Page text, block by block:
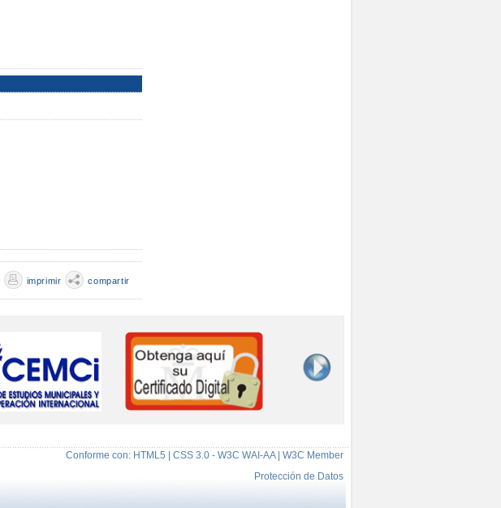
imprimir compartir
Conforme con: HTML5 | CSS 3.0 - W3C WAI-AA | W3C Member
Protección de Datos